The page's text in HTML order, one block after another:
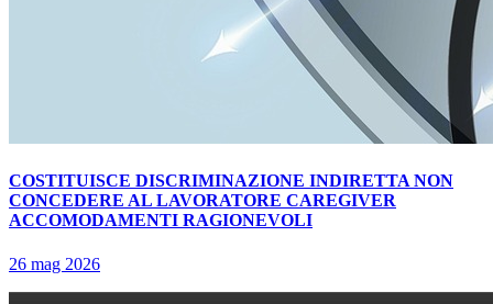
COSTITUISCE DISCRIMINAZIONE INDIRETTA NON
CONCEDERE AL LAVORATORE CAREGIVER
ACCOMODAMENTI RAGIONEVOLI
26 mag 2026